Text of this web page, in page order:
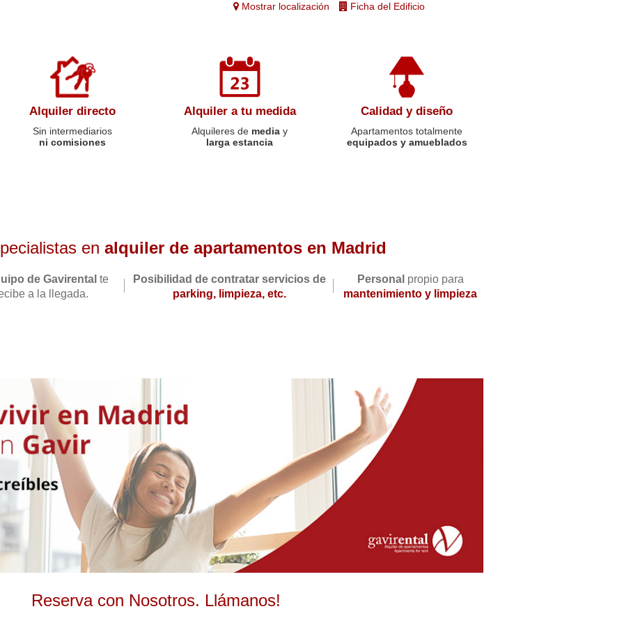
Mostrar localización Ficha del Edificio
Alquiler directo
Sin intermediarios
ni comisiones
Alquiler a tu medida
Alquileres de media y
larga estancia
Calidad y diseño
Apartamentos totalmente
equipados y amueblados
en alquiler de apartamentos en Madrid
de Gavirental te
a la llegada.
Posibilidad de contratar servicios de
parking, limpieza, etc.
Personal propio para
mantenimiento y limpieza
Reserva con Nosotros. Llámanos!